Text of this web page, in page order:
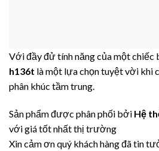
Với đầy đử tính năng của một chiếc
h136t là một lựa chọn tuyệt vời khi
phân khúc tầm trung.
Sản phẩm được phân phối bởi Hệ
với giá tốt nhất thị trường
Xin cảm ơn quý khách hàng đã tin